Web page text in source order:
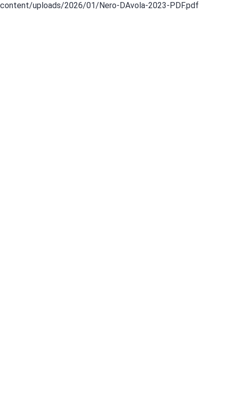
content/uploads/2026/01/Nero-DAvola-2023-PDF.pdf